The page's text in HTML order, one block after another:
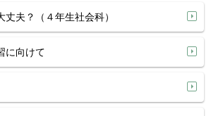
夫？（４年生社会科）
に向けて